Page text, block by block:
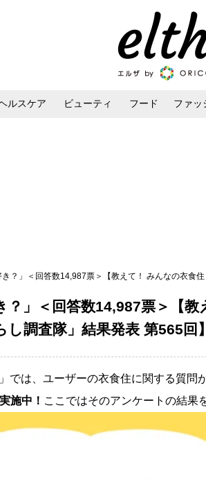
ルスケア ビューティ フード ファッ
？」＜回答数14,987票＞【教えて！ みんなの衣食
？」＜回答数14,987票＞【
調査隊」結果発表 第565回】
では、ユーザーの衣食住に関する質問
施中！ ここではそのアンケートの結果